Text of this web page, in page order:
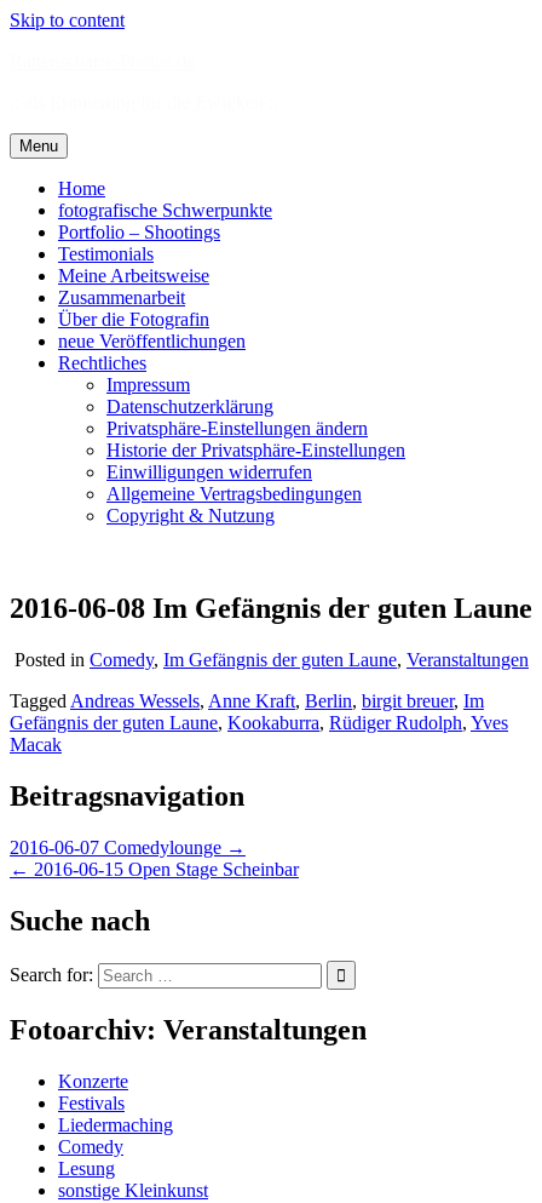
Skip to content
Menu
Home
fotografische Schwerpunkte
Portfolio – Shootings
Testimonials
Meine Arbeitsweise
Zusammenarbeit
Über die Fotografin
neue Veröffentlichungen
Rechtliches
Impressum
Datenschutzerklärung
Privatsphäre-Einstellungen ändern
Historie der Privatsphäre-Einstellungen
Einwilligungen widerrufen
Allgemeine Vertragsbedingungen
Copyright & Nutzung
2016-06-08 Im Gefängnis der guten Laune
Posted in Comedy, Im Gefängnis der guten Laune, Veranstaltungen
Tagged Andreas Wessels, Anne Kraft, Berlin, birgit breuer, Im
Gefängnis der guten Laune, Kookaburra, Rüdiger Rudolph, Yves
Macak
Beitragsnavigation
2016-06-07 Comedylounge →
← 2016-06-15 Open Stage Scheinbar
Suche nach
Search for:
Fotoarchiv: Veranstaltungen
Konzerte
Festivals
Liedermaching
Comedy
Lesung
sonstige Kleinkunst